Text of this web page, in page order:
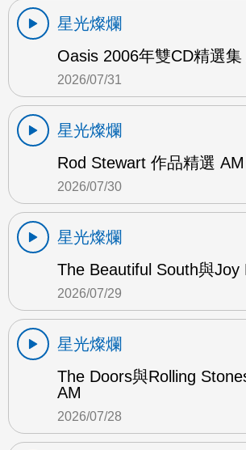
星光燦爛
Oasis 2006年雙CD精選集
2026/07/31
星光燦爛
Rod Stewart 作品精選 AM
2026/07/30
星光燦爛
The Beautiful South與Joy
2026/07/29
星光燦爛
The Doors與Rolling
AM
2026/07/28